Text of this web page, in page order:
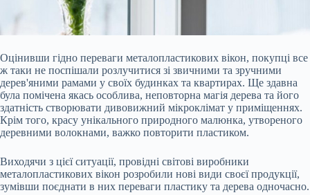
Оцінивши гідно переваги металопластикових вікон, покупці все
ж таки не поспішали розлучитися зі звичними та зручними
дерев'яними рамами у своїх будинках та квартирах. Ще здавна
була помічена якась особлива, неповторна магія дерева та його
здатність створювати дивовижний мікроклімат у приміщеннях.
Крім того, красу унікального природного малюнка, утвореного
деревними волокнами, важко повторити пластиком.
Виходячи з цієї ситуації, провідні світові виробники
металопластикових вікон розробили нові види своєї продукції,
зумівши поєднати в них переваги пластику та дерева одночасно.